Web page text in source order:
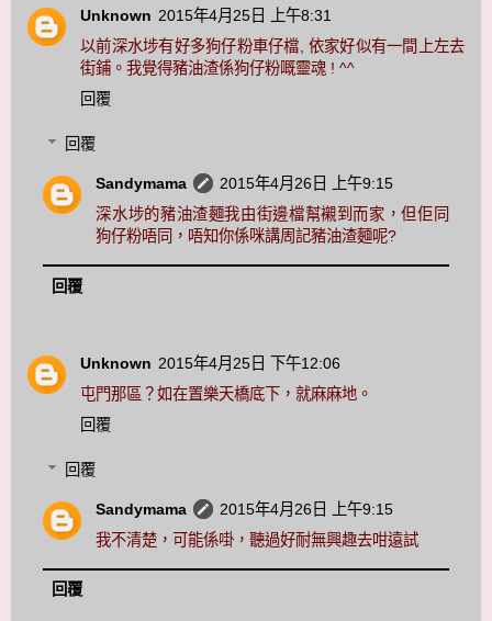
Unknown 2015年4月25日 上午8:31
以前深水埗有好多狗仔粉車仔檔, 依家好似有一間上左去
街鋪。我覺得豬油渣係狗仔粉嘅靈魂 ! ^^
回覆
回覆
Sandymama
2015年4月26日 上午9:15
深水埗的豬油渣麵我由街邊檔幫襯到而家，但佢同
狗仔粉唔同，唔知你係咪講周記豬油渣麵呢?
回覆
Unknown 2015年4月25日 下午12:06
屯門那區？如在置樂天橋底下，就麻麻地。
回覆
回覆
Sandymama
2015年4月26日 上午9:15
我不清楚，可能係啩，聽過好耐無興趣去咁遠試
回覆